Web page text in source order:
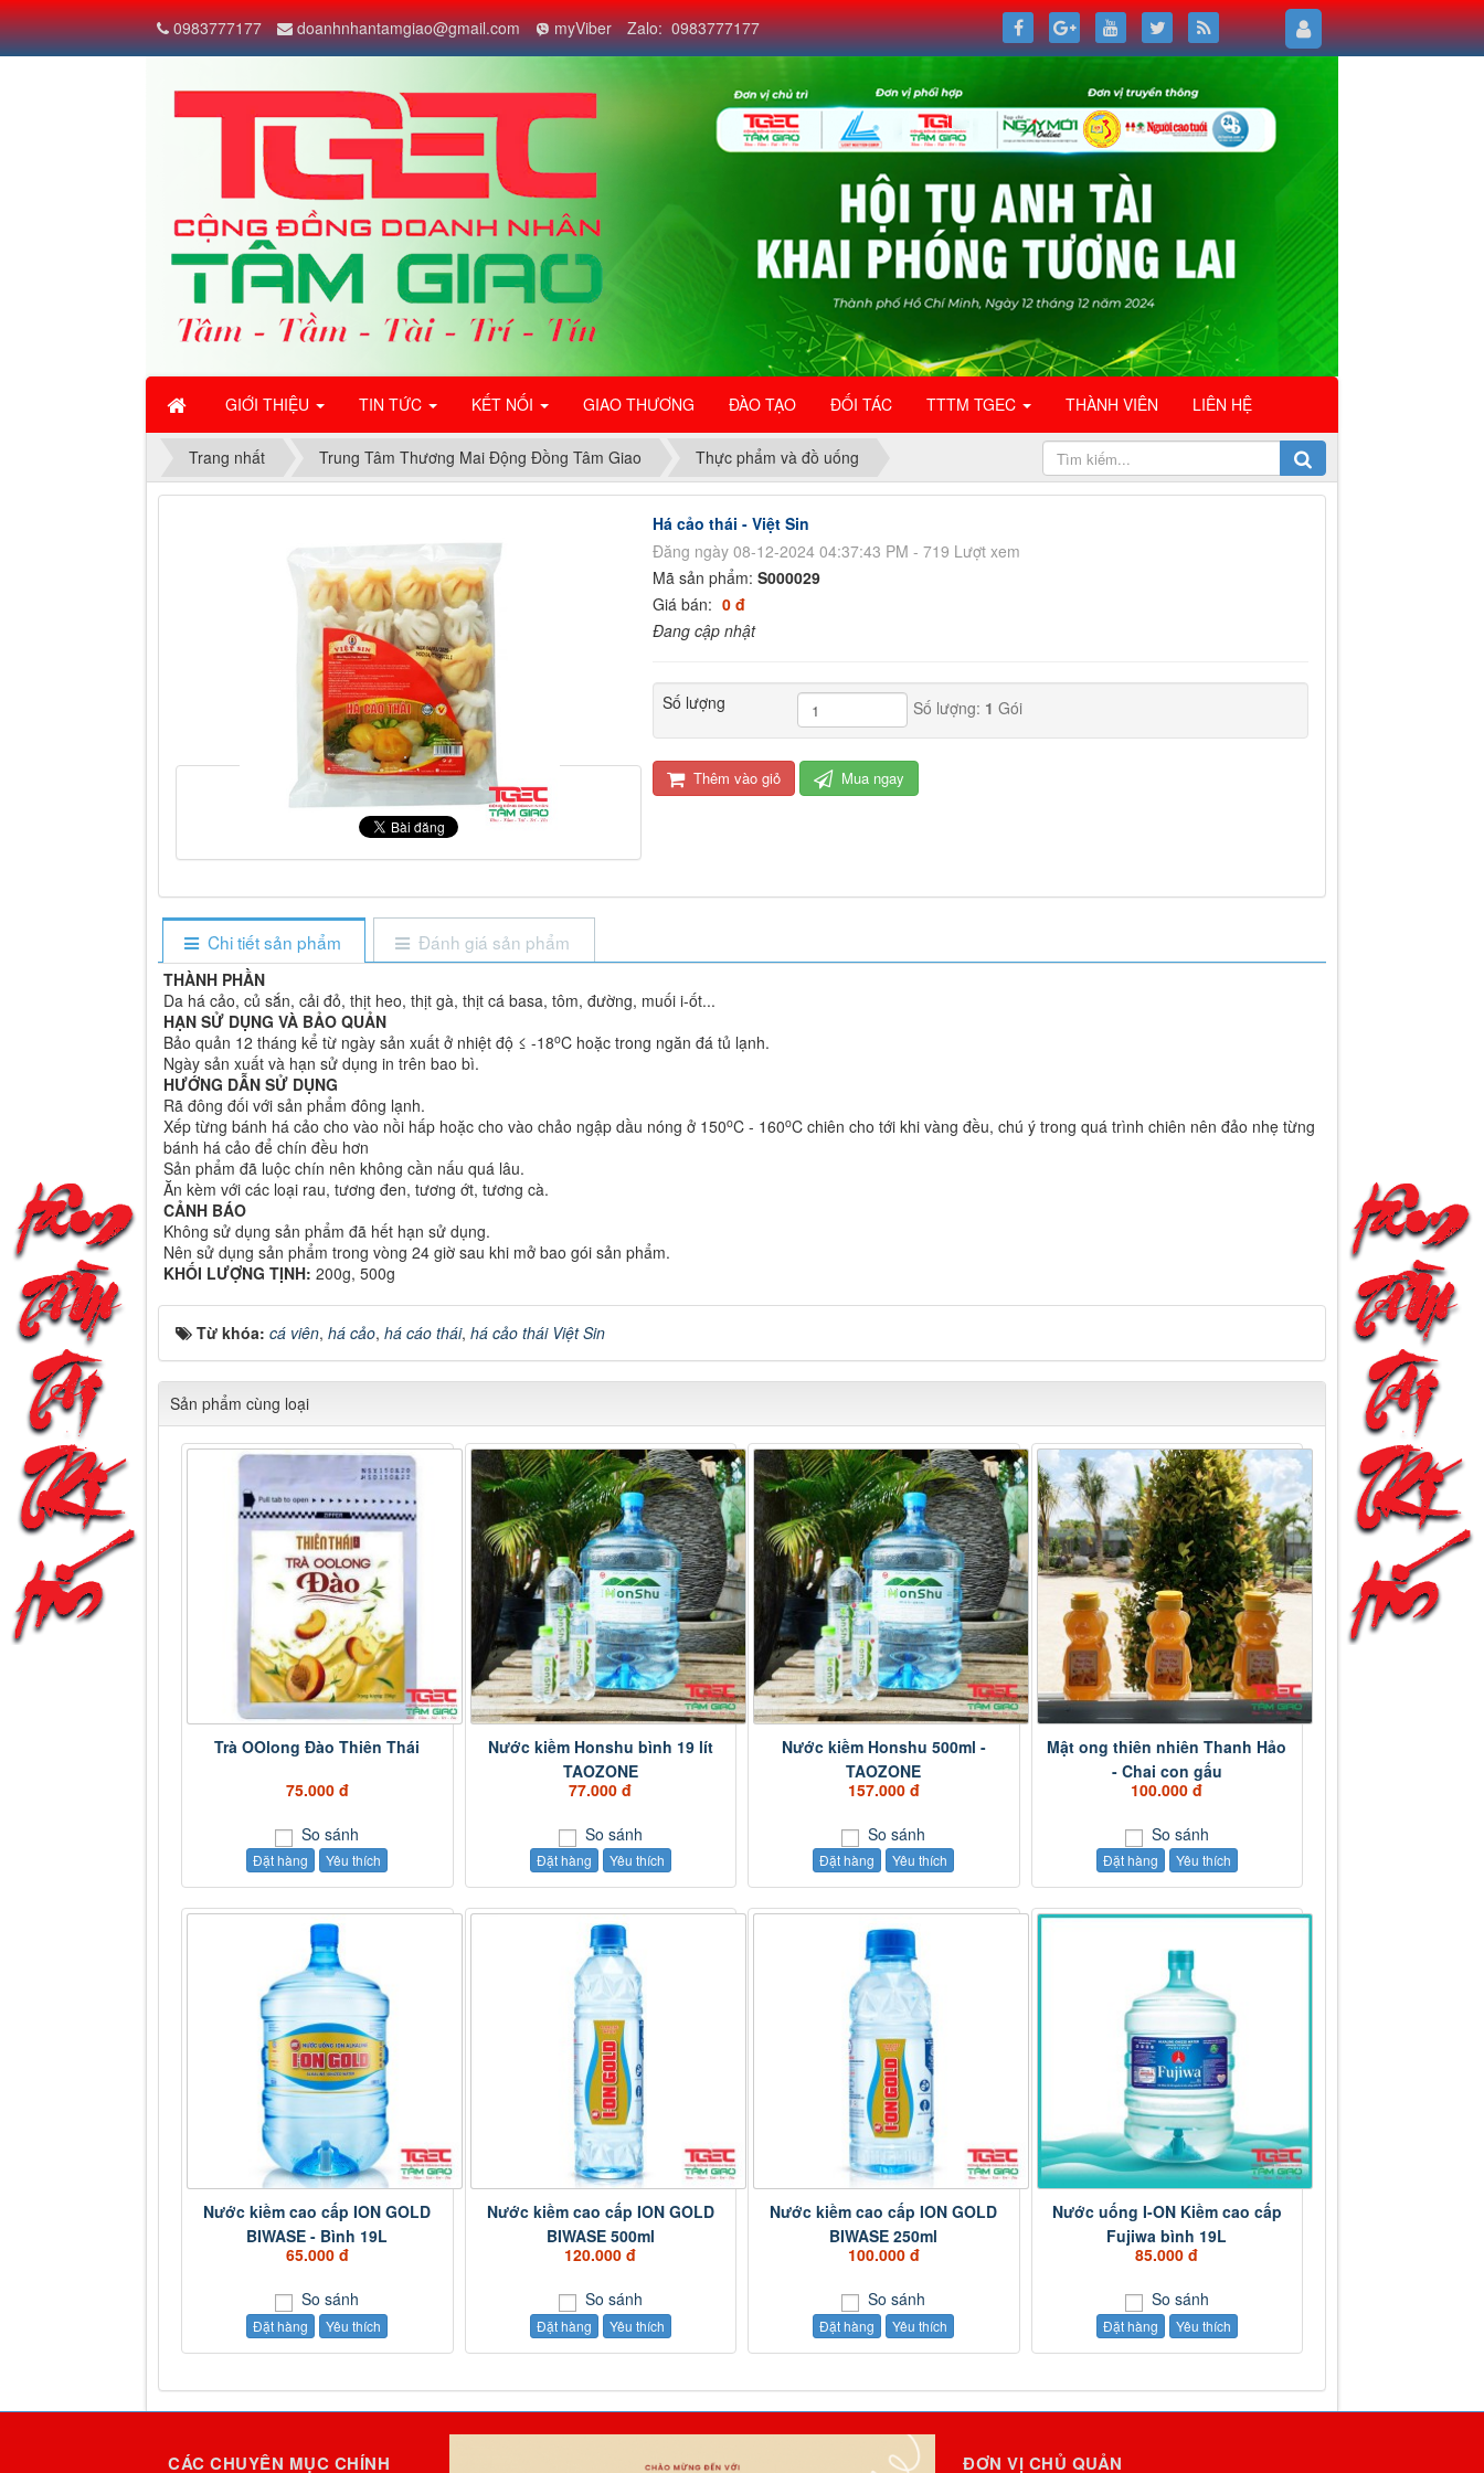
Đang cập nhật">
GIỚI THIỆU TIN TỨC KẾT NỐI GIAO THƯƠNG ĐÀO TẠO ĐỐI TÁC TTTM TGEC THÀNH VIÊN LIÊN HỆ
0983777177 doanhnhantamgiao@gmail.com myViber Zalo: 0983777177
Trang nhất Trung Tâm Thương Mai Động Đồng Tâm Giao Thực phẩm và đồ uống
Há cảo thái - Việt Sin
Đăng ngày 08-12-2024 04:37:43 PM - 719 Lượt xem
Mã sản phẩm: S000029
Giá bán: 0 đ
Đang cập nhật
Số lượng Số lượng: 1 Gói
Thêm vào giỏ Mua ngay
Chi tiết sản phẩm Đánh giá sản phẩm
THÀNH PHẦN
Da há cảo, củ sắn, cải đỏ, thịt heo, thịt gà, thịt cá basa, tôm, đường, muối i-ốt...
HẠN SỬ DỤNG VÀ BẢO QUẢN
Bảo quản 12 tháng kể từ ngày sản xuất ở nhiệt độ ≤ -18oC hoặc trong ngăn đá tủ lạnh.
Ngày sản xuất và hạn sử dụng in trên bao bì.
HƯỚNG DẪN SỬ DỤNG
Rã đông đối với sản phẩm đông lạnh.
Xếp từng bánh há cảo cho vào nồi hấp hoặc cho vào chảo ngập dầu nóng ở 150oC - 160oC chiên cho tới khi vàng đều, chú ý trong quá trình chiên nên đảo nhẹ từng
bánh há cảo để chín đều hơn
Sản phẩm đã luộc chín nên không cần nấu quá lâu.
Ăn kèm với các loại rau, tương đen, tương ớt, tương cà.
CẢNH BÁO
Không sử dụng sản phẩm đã hết hạn sử dụng.
Nên sử dụng sản phẩm trong vòng 24 giờ sau khi mở bao gói sản phẩm.
KHỐI LƯỢNG TỊNH: 200g, 500g
Từ khóa: cá viên, há cảo, há cáo thái, há cảo thái Việt Sin
Sản phẩm cùng loại
Trà OOlong Đào Thiên Thái
75.000 đ
So sánh
Đặt hàng Yêu thích
Nước kiềm Honshu bình 19 lít
TAOZONE
77.000 đ
So sánh
Đặt hàng Yêu thích
Nước kiềm Honshu 500ml -
TAOZONE
157.000 đ
So sánh
Đặt hàng Yêu thích
Mật ong thiên nhiên Thanh Hảo
- Chai con gấu
100.000 đ
So sánh
Đặt hàng Yêu thích
Nước kiềm cao cấp ION GOLD
BIWASE - Bình 19L
65.000 đ
So sánh
Đặt hàng Yêu thích
Nước kiềm cao cấp ION GOLD
BIWASE 500ml
120.000 đ
So sánh
Đặt hàng Yêu thích
Nước kiềm cao cấp ION GOLD
BIWASE 250ml
100.000 đ
So sánh
Đặt hàng Yêu thích
Nước uống I-ON Kiềm cao cấp
Fujiwa bình 19L
85.000 đ
So sánh
Đặt hàng Yêu thích
CÁC CHUYÊN MỤC CHÍNH ĐƠN VỊ CHỦ QUẢN